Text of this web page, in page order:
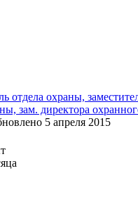
отдела охраны,
зам. директора
5 апреля 2015